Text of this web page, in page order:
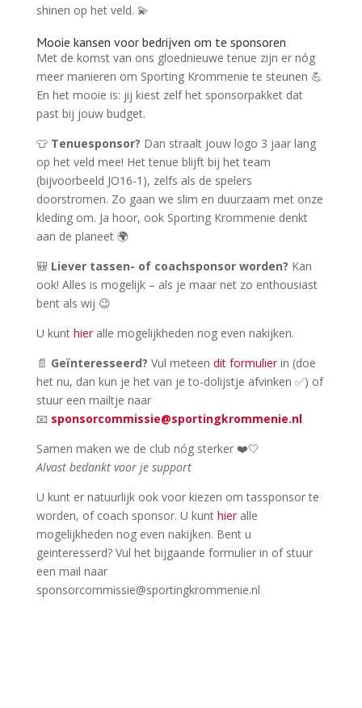
shinen op het veld. 💫
Mooie kansen voor bedrijven om te sponsoren
Met de komst van ons gloednieuwe tenue zijn er nóg
meer manieren om Sporting Krommenie te steunen 💪
En het mooie is: jij kiest zelf het sponsorpakket dat
past bij jouw budget.
👕 Tenuesponsor? Dan straalt jouw logo 3 jaar lang
op het veld mee! Het tenue blijft bij het team
(bijvoorbeeld JO16-1), zelfs als de spelers
doorstromen. Zo gaan we slim en duurzaam met onze
kleding om. Ja hoor, ook Sporting Krommenie denkt
aan de planeet 🌍
🎒 Liever tassen- of coachsponsor worden? Kan
ook! Alles is mogelijk – als je maar net zo enthousiast
bent als wij 😉
U kunthieralle mogelijkheden nog even nakijken.
📄 Geïnteresseerd? Vul meteen dit formulierin (doe
het nu, dan kun je het van je to-dolijstje afvinken ✅) of
stuur een mailtje naar
📧 sponsorcommissie@sportingkrommenie.nl
Samen maken we de club nóg sterker ❤️🤍
Alvast bedankt voor je support
U kunt er natuurlijk ook voor kiezen om tassponsor te
worden, of coach sponsor. U kunthieralle
mogelijkheden nog even nakijken. Bent u
geinteresserd? Vul het bijgaande formulier in of stuur
een mail naar
sponsorcommissie@sportingkrommenie.nl